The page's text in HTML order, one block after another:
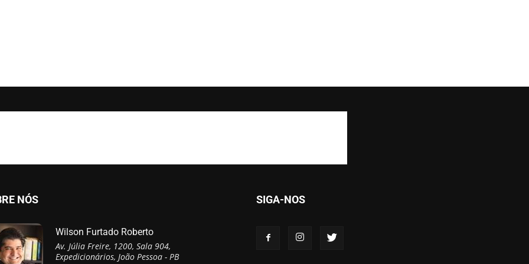
NÓS
Wilson Furtado Roberto
Av. Júlia Freire, 1200, Sala 904,
Expedicionários, João Pessoa - PB
SIGA-NOS